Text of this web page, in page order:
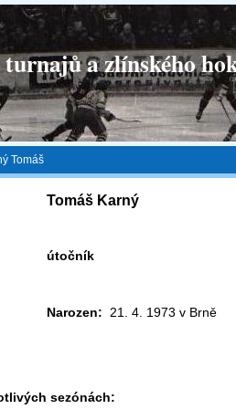
a zlínského
Tomáš
Tomáš Karný
útočník
Narozen: 21. 4. 1973 v Brně
sezónách: